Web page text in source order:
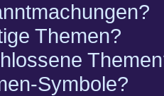
Themen?
Symbole?